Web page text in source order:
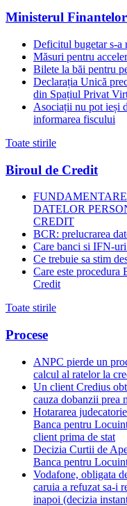
Ministerul Finantelor
Deficitul bugetar s-a
Măsuri pentru
Bilete la băi pentru
Declarația Unică
din Spațiul Privat
Asociații nu pot ieși
informarea fiscului
Toate stirile
Biroul de Credit
DATELOR
CREDIT
BCR: prelucrarea
Care banci si IFN-
Ce trebuie sa stim
Care este
Credit
Toate stirile
Procese
ANPC pierde un
calcul al ratelor la
Un client Credius
cauza dobanzii prea
Hotararea
Banca pentru
client prima de stat
Decizia Curtii de
Banca pentru
Vodafone, obligata
caruia a refuzat sa-i
inapoi (decizia